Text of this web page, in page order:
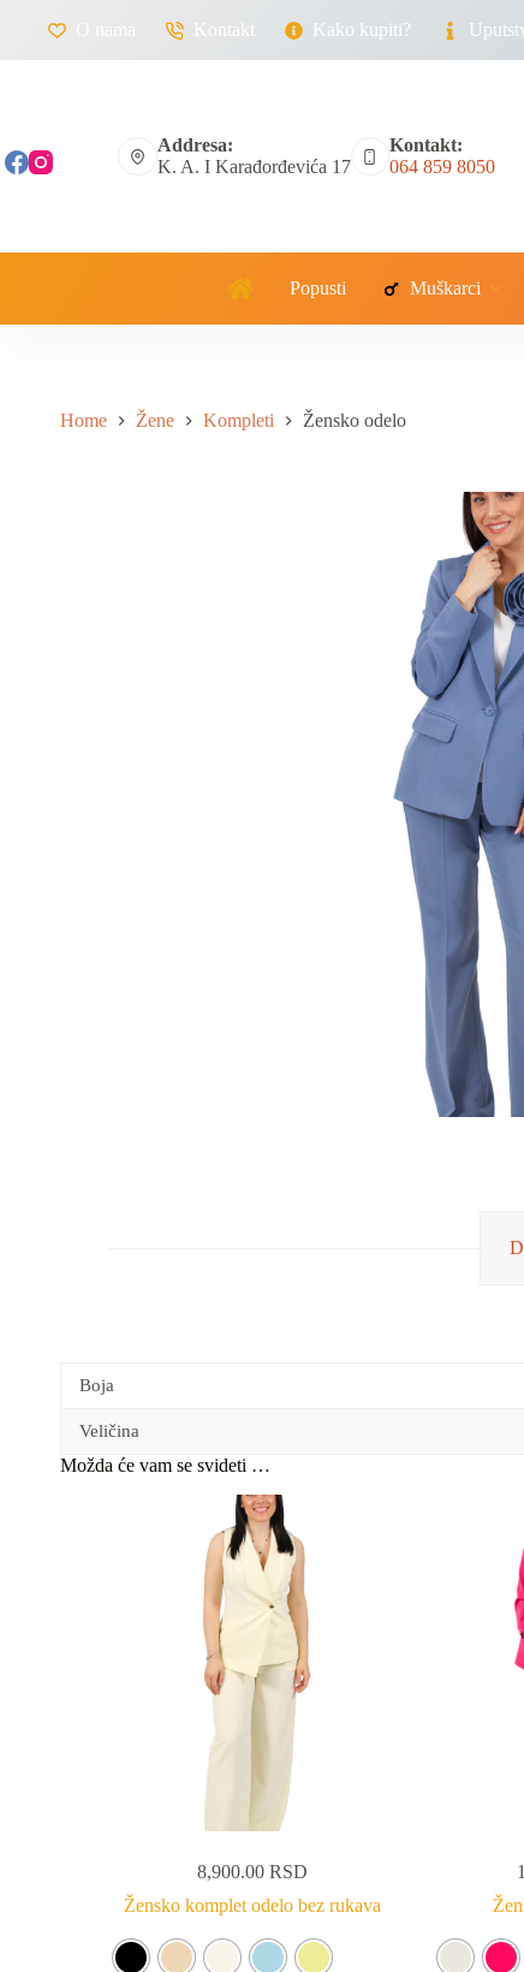
O nama Kontakt Kako kupiti?
Addresa:
K. A. I Karađorđevića 17
Kontakt:
064 859 8050
Popusti Muškarci
Home Žene Kompleti Žensko odelo
Boja
Veličina
Možda će vam se svideti …
8,900.00 RSD
Žensko komplet odelo bez rukava